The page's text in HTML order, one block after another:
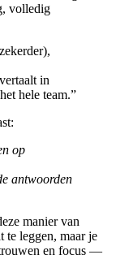
volledig
in
hele team.”
op
antwoorden
manier van
te leggen, maar je
en focus —